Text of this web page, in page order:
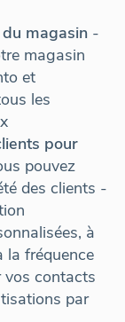
magasin -
magasin
et
les
pour
pouvez
des clients -
à
la fréquence
vos contacts
par